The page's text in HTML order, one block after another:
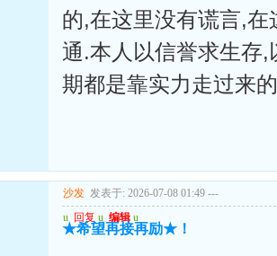
的,在这里没有谎言,
通.本人以信誉求生存,
期都是靠实力走过来
沙发 发表于: 2026-07-08 01:49 ---
u 回复 u 编辑 u
★希望再接再励★！